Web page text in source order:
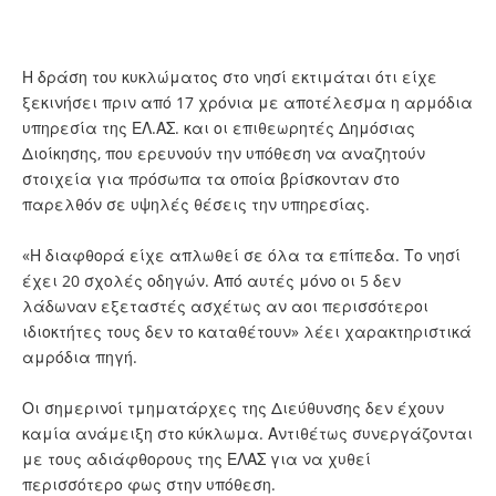
Η δράση του κυκλώματος στο νησί εκτιμάται ότι είχε
ξεκινήσει πριν από 17 χρόνια με αποτέλεσμα η αρμόδια
υπηρεσία της ΕΛ.ΑΣ. και οι επιθεωρητές Δημόσιας
Διοίκησης, που ερευνούν την υπόθεση να αναζητούν
στοιχεία για πρόσωπα τα οποία βρίσκονταν στο
παρελθόν σε υψηλές θέσεις την υπηρεσίας.
«Η διαφθορά είχε απλωθεί σε όλα τα επίπεδα. Το νησί
έχει 20 σχολές οδηγών. Από αυτές μόνο οι 5 δεν
λάδωναν εξεταστές ασχέτως αν αοι περισσότεροι
ιδιοκτήτες τους δεν το καταθέτουν» λέει χαρακτηριστικά
αμρόδια πηγή.
Οι σημερινοί τμηματάρχες της Διεύθυνσης δεν έχουν
καμία ανάμειξη στο κύκλωμα. Αντιθέτως συνεργάζονται
με τους αδιάφθορους της ΕΛΑΣ για να χυθεί
περισσότερο φως στην υπόθεση.